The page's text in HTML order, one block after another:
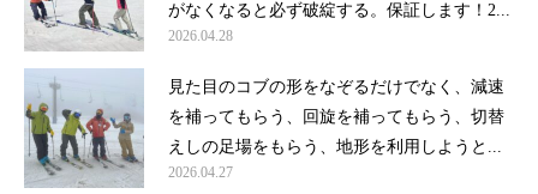
がなくなると必ず破綻する。保証します！2...
2026.04.28
見た目のコブの形をなぞるだけでなく、減速
を補ってもらう、回旋を補ってもらう、切替
えしの足場をもらう、地形を利用しようと...
2026.04.27